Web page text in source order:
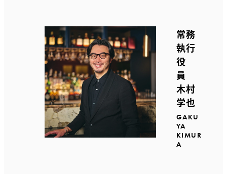
常務
執行
役
員
木村
学也
GAKU
YA
KIMUR
A